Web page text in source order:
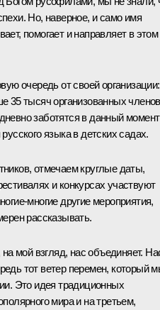
Но, наверное, и само имя
помогает и направляет в этом
очередь от своей организации:
35 тысяч организованных
заботятся в данный момент
языка в детских садах.
отмечаем круглые даты,
и конкурсах участвуют
другие мероприятия,
рассказывать.
мой взгляд, нас объединяет.
тот ветер перемен, который
Это идея традиционных
мира и на третьем,